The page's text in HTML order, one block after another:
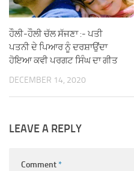
ਹੌਲੀ-ਹੌਲੀ ਚੱਲ ਸੱਜਣਾ :- ਪਤੀ
ਪਤਨੀ ਦੇ ਪਿਆਰ ਨੂੰ ਦਰਸ਼ਾਉਂਦਾ
ਹੋਇਆ ਕਵੀ ਪਰਗਟ ਸਿੰਘ ਦਾ ਗੀਤ
DECEMBER 14, 2020
LEAVE A REPLY
Comment*